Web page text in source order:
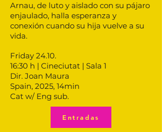
Arnau, de luto y aislado con su pájaro
enjaulado, halla esperanza y
conexión cuando su hija vuelve a su
vida.
Friday 24.10.
16:30 h | Cineciutat | Sala 1
Dir. Joan Maura
Spain, 2025, 14min
Cat w/ Eng sub.
Entradas